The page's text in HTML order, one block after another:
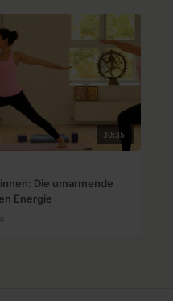
30:35
Die umarmende
Energie